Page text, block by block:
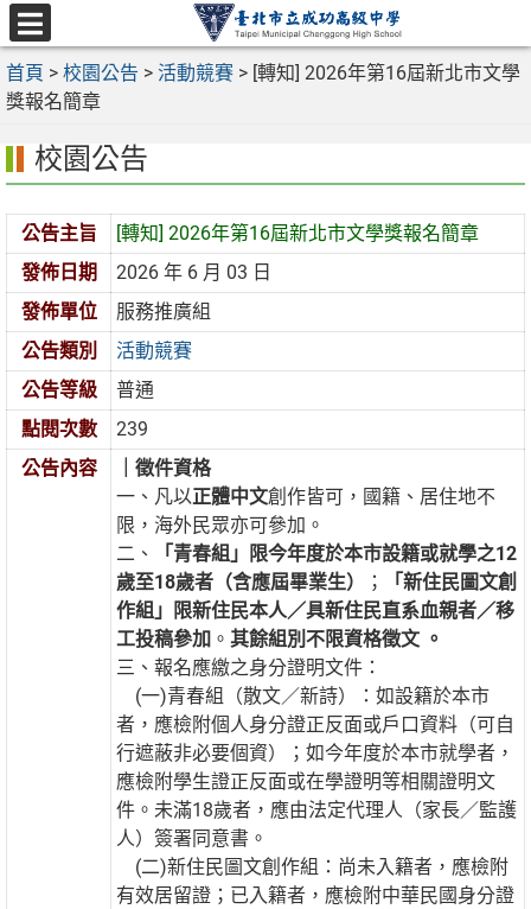
跳
至
主
要
區
選
單
首頁 > 校園公告 > 活動競賽 > [轉知] 2026年第16屆新北市文學
獎報名簡章
校園公告
公告主旨
[轉知] 2026年第16屆新北市文學獎報名簡章
發佈日期
2026 年 6 月 03 日
發佈單位
服務推廣組
公告類別
活動競賽
公告等級
普通
點閱次數
239
公告內容
｜徵件資格
一、凡以正體中文創作皆可，國籍、居住地不
限，海外民眾亦可參加。
二、
「青春組」
限今年度於本市設籍或就學之12
歲至18歲者（含應屆畢業生）
；
「新住民圖文創
作組」限新住民本人／具新住民直系血親者／移
工投稿參加 。其餘組別不限資格徵文 。
三、報名應繳之身分證明文件：
(一)青春組（散文／新詩）：如設籍於本市
者，應檢附個人身分證正反面或戶口資料（可自
行遮蔽非必要個資）；如今年度於本市就學者，
應檢附學生證正反面或在學證明等相關證明文
件。未滿18歲者，應由法定代理人（家長／監護
人）簽署同意書。
(二)新住民圖文創作組：尚未入籍者，應檢附
有效居留證；已入籍者，應檢附中華民國身分證